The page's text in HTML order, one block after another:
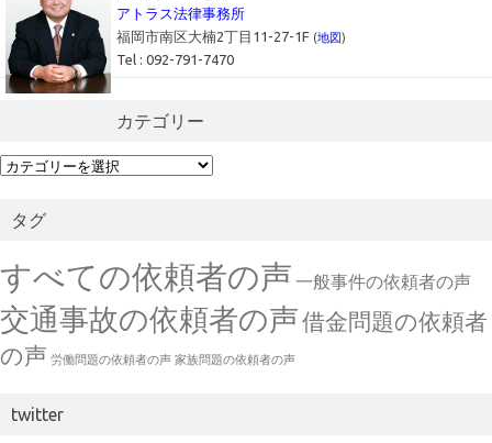
アトラス法律事務所
福岡市南区大楠2丁目11-27-1F (地図)
Tel : 092-791-7470
カテゴリー
カ
リタグ
すべての依頼者の声 一般事件の依頼者の声
交通事故の依頼者の声借金問題の依頼者
の声 労働問題の依頼者の声 家族問題の依頼者の声
twitter